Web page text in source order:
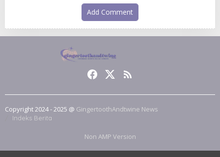
Add Comment
Copyright 2024 - 2025 @ GingertoothAndtwine News
Indeks Berita
Non AMP Version